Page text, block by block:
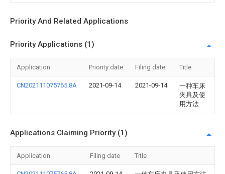
Priority And Related Applications
Priority Applications (1)
Application Priority date Filing date Title
CN202111075765.8A 2021-09-14 2021-09-14
一种车床
夹具及使
用方法
Applications Claiming Priority (1)
Application Filing date Title